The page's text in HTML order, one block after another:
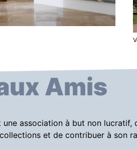
Amis
une association à but non
collections et de contribuer à son